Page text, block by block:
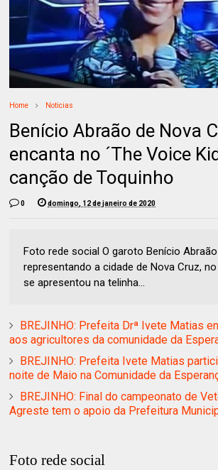
Home Noticias
Benício Abraão de Nova
encanta no ´The Voice
canção de Toquinho
0 domingo, 12 de janeiro de 2020
Foto rede social O garoto Benício
representando a cidade de Nova Cruz,
se apresentou na telinha...
BREJINHO: Prefeita Drª Ivete Matias
aos agricultores da comunidade da
BREJINHO: Prefeita Ivete Matias
noite de Maio na Comunidade da
BREJINHO: Final do campeonato de
Agreste tem o apoio da Prefeitura
Foto rede social